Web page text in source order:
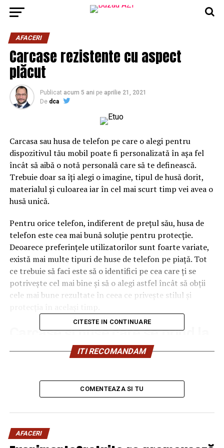
AFACERI
Carcase rezistente cu aspect
plăcut
Publicat acum 5 ani pe aprilie 21, 2021
De dca
Carcasa sau husa de telefon pe care o alegi pentru
dispozitivul tău mobil poate fi personalizată în așa fel
încât să aibă o notă personală care să te definească.
Trebuie doar sa îți alegi o imagine, tipul de husă dorit,
materialul și culoarea iar în cel mai scurt timp vei avea o
husă unică.
Pentru orice telefon, indiferent de preţul său, husa de
telefon este cea mai bună soluţie pentru protecţie.
Deoarece preferinţele utilizatorilor sunt foarte variate,
există mai multe tipuri de huse de telefon pe piaţă. Tot
ce trebuie să faci este să o identifici pe cea care ţi se
potriveşte cel mai bine şi să o alegi astfel încât să obţii
cele mai bune rezultate în ceea ce priveşte stilul şi
Carcase şi huse care se prind la
curea
pentru cei care folosesc telefonul continuu. Ulterior,
după ce ai găsit o astfel de husă tot ce trebuie să faci
este să o prinzi la locul ei şi să foloseşti telefonul ori de
geantă sau din ghiozdan. Nu este greu să îţi foloseşti
CITESTE IN CONTINUARE
ITI RECOMANDAM
COMENTEAZA SI TU
AFACERI